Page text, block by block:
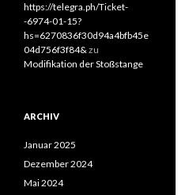
https://telegra.ph/Ticket-
-6974-01-15?
hs=6270836f30d94a4bfb45e
04d756f3f84&zu
Modifikation der Stoßstange
ARCHIV
Januar 2025
Dezember 2024
Mai 2024